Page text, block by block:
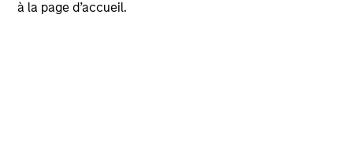
à la page d’accueil.